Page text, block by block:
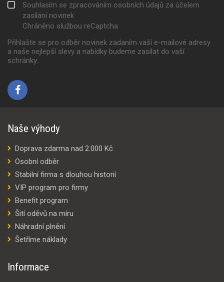
Souhlasím se zpracováním osobních údajů za účelem
zasílání novinek
Chráněno službou reCaptcha
Přihlašte se pro odběr novinek zadaním vaší e-mailové adresy
a naše nejlepší slevy a nabídky budeme zasílat do vaší
schránky.
Naše výhody
Doprava zdarma nad 2.000 Kč
Osobní odběr
Stabilní firma s dlouhou historií
VIP program pro firmy
Benefit program
Šití oděvů na míru
Náhradní plnění
Šetříme náklady
Informace